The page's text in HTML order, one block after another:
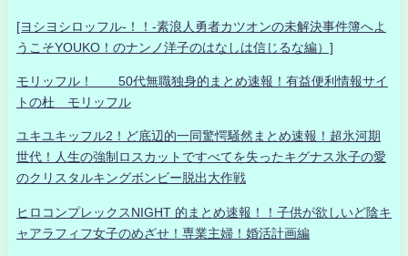
[ヨシヨシロッフル-！！-素浪人勇者カツオンの未解決事件簿へよ
うこそYOUKO！のナンノ洋子のはなしは信じるな編）]
モリッフル！ 50代無職独身的まとめ速報！有益便利情報サイ
トの杜 モリッフル
ユキユキッフル2！ど底辺的一同驚愕騒然まとめ速報！超氷河期
世代！人生の強制ロスカットですべてを失ったキグナス氷子の愛
のクリスタルキングボンビー脱出大作戦
ヒロコンプレックスNIGHT 的まとめ速報！！子供が欲しいど陰キ
ャアラフィフ女子のめざせ！専業主婦！婚活計画編